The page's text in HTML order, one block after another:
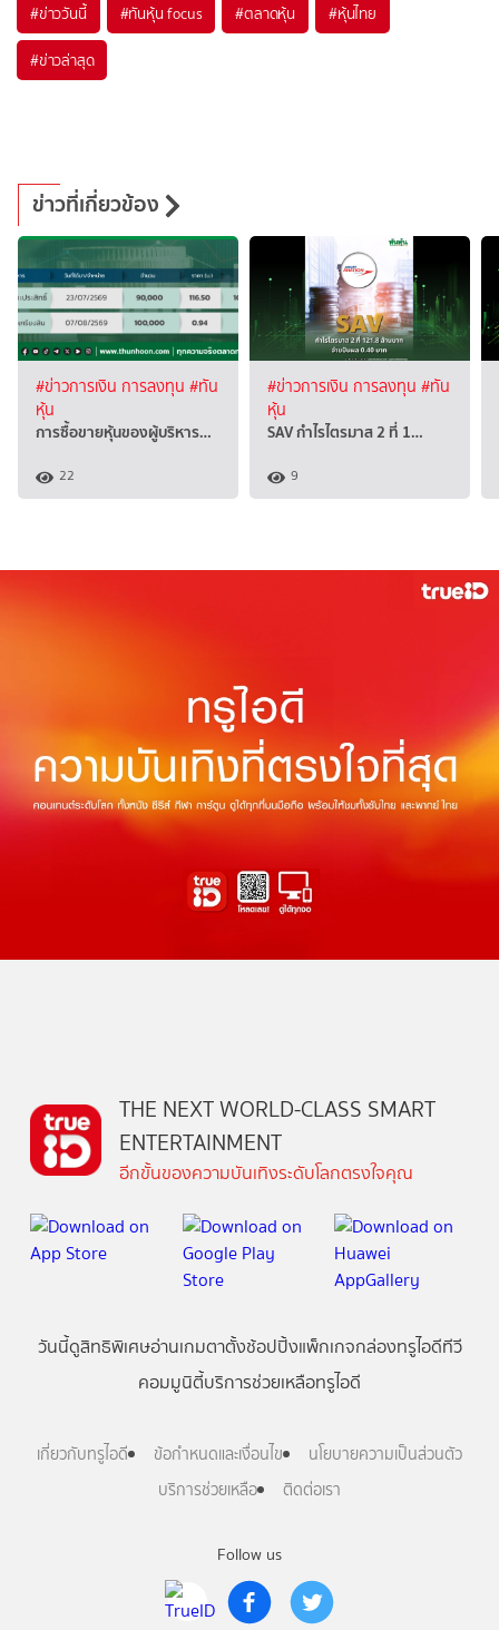
#ข่าววันนี้ #ทันหุ้น focus #ตลาดหุ้น #หุ้นไทย
#ข่าวล่าสุด
ข่าวที่เกี่ยวข้อง
#ข่าวการเงิน การลงทุน #ทัน
หุ้น
การซื้อขายหุ้นของผู้บริหาร…
22
#ข่าวการเงิน การลงทุน #ทัน
หุ้น
SAV กำไรไตรมาส 2 ที่ 1…
9
Follow us
THE NEXT WORLD-CLASS SMART
ENTERTAINMENT
อีกขั้นของความบันเทิงระดับโลกตรงใจคุณ
วันนี้ดูสิทธิพิเศษอ่านเกมตาตั้งช้อปปิ้งแพ็กเกจกล่องทรูไอดีทีวี
คอมมูนิตี้บริการช่วยเหลือทรูไอดี
เกี่ยวกับทรูไอดี ข้อกำหนดและเงื่อนไข
นโยบายความเป็นส่วนตัว
บริการช่วยเหลือ
ติดต่อเรา